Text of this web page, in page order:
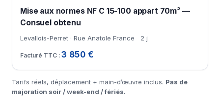
Mise aux normes NF C 15-100 appart 70m² —
Consuel obtenu
Levallois-Perret · Rue Anatole France 2 j
3 850 €
Tarifs réels, déplacement + main-d’œuvre inclus. Pas de
majoration soir / week-end / fériés.